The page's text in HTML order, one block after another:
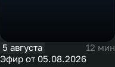
5 августа
12 мин
Эфир от 05.08.2026